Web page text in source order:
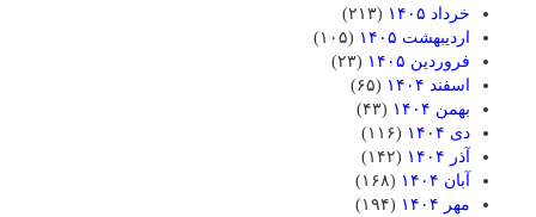
خرداد ۱۴۰۵
(۲۱۳)
اردیبهشت ۱۴۰۵
(۱۰۵)
فروردین ۱۴۰۵
(۲۳)
اسفند ۱۴۰۴
(۶۵)
بهمن ۱۴۰۴
(۴۳)
دی ۱۴۰۴
(۱۱۶)
آذر ۱۴۰۴
(۱۴۲)
آبان ۱۴۰۴
(۱۶۸)
مهر ۱۴۰۴
(۱۹۴)